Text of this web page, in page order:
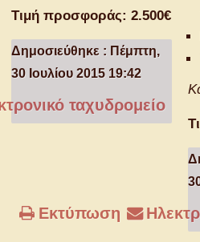
Τιμή προσφοράς: 2.500€
Δημοσιεύθηκε : Πέμπτη,
30 Ιουλίου 2015 19:42
ταχυδρομείο
Εκτύπωση